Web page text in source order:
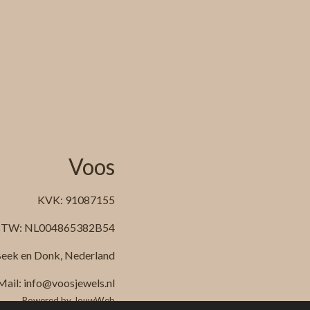
Voos
KVK: 91087155
NL004865382B54
en Donk, Nederland
info@voosjewels.nl
Powered byJouwWeb